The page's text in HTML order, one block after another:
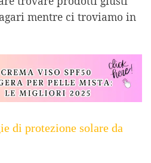
mentre ci troviamo in
di protezione solare da